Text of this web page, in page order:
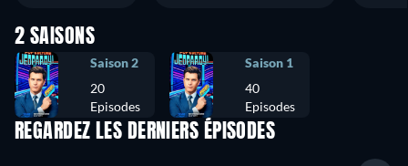
2 SAISONS
Saison 2
20
Episodes
Saison 1
40
Episodes
REGARDEZ LES DERNIERS ÉPISODES